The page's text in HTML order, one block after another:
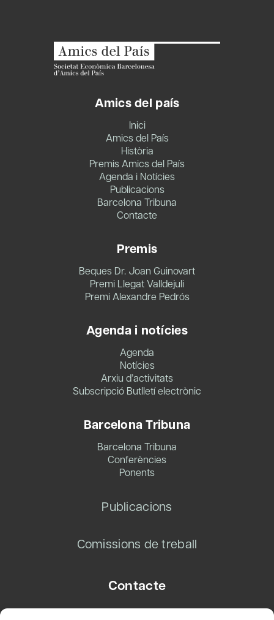
Amics del país
Inici
Amics del País
Història
Premis Amics del País
Agenda i Notícies
Publicacions
Barcelona Tribuna
Contacte
Premis
Beques Dr. Joan Guinovart
Premi Llegat Valldejuli
Premi Alexandre Pedrós
Agenda i notícies
Agenda
Notícies
Arxiu d’activitats
Subscripció Butlletí electrònic
Barcelona Tribuna
Barcelona Tribuna
Conferències
Ponents
Publicacions
Comissions de treball
Contacte